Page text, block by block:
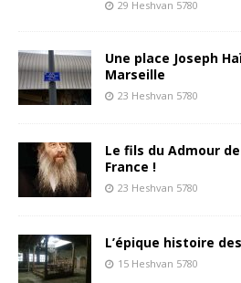
29 Heshvan 5780
Une place Joseph
Marseille
23 Heshvan 5780
Le fils du Admour
France !
23 Heshvan 5780
L’épique histoire
15 Heshvan 5780